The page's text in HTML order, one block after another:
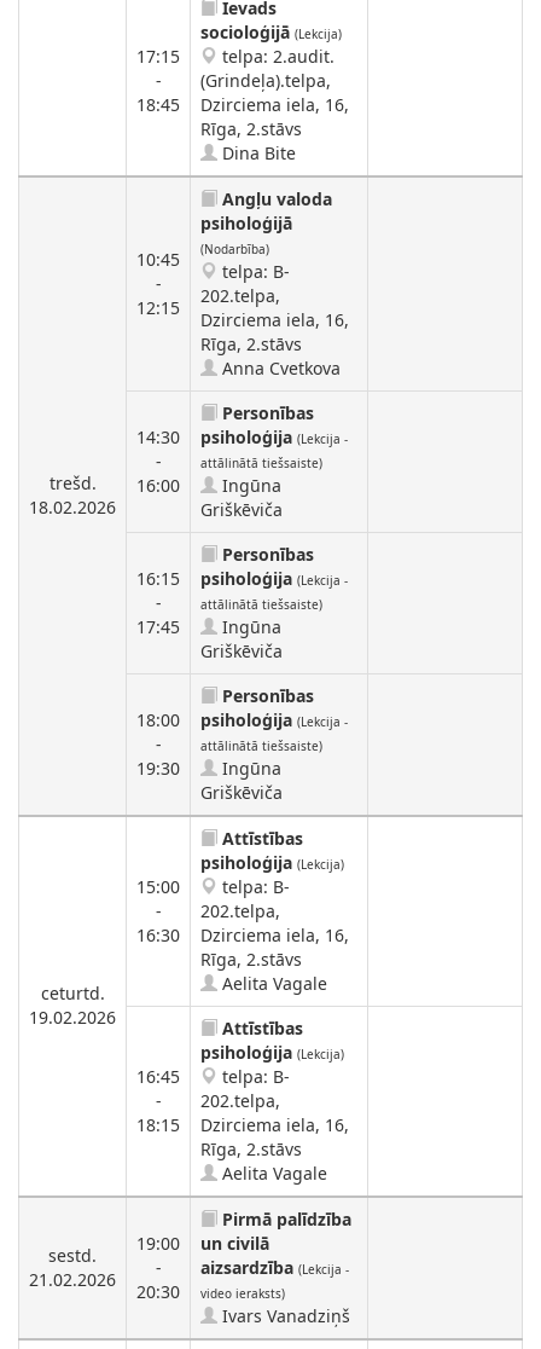
17:15
-
18:45
Ievads
socioloģijā (Lekcija)
telpa: 2.audit.
(Grindeļa).telpa,
Dzirciema iela, 16,
Rīga, 2.stāvs
Dina Bite
trešd.
18.02.2026
10:45
-
12:15
Angļu valoda
psiholoģijā
(Nodarbība)
telpa: B-
202.telpa,
Dzirciema iela, 16,
Rīga, 2.stāvs
Anna Cvetkova
14:30
-
16:00
Personības
psiholoģija (Lekcija -
attālinātā tiešsaiste)
Ingūna
Griškēviča
16:15
-
17:45
Personības
psiholoģija (Lekcija -
attālinātā tiešsaiste)
Ingūna
Griškēviča
18:00
-
19:30
Personības
psiholoģija (Lekcija -
attālinātā tiešsaiste)
Ingūna
Griškēviča
ceturtd.
19.02.2026
15:00
-
16:30
Attīstības
psiholoģija (Lekcija)
telpa: B-
202.telpa,
Dzirciema iela, 16,
Rīga, 2.stāvs
Aelita Vagale
16:45
-
18:15
Attīstības
psiholoģija (Lekcija)
telpa: B-
202.telpa,
Dzirciema iela, 16,
Rīga, 2.stāvs
Aelita Vagale
sestd.
21.02.2026
19:00
-
20:30
Pirmā palīdzība
un civilā
aizsardzība (Lekcija -
video ieraksts)
Ivars Vanadziņš